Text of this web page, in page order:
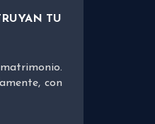
TU
con